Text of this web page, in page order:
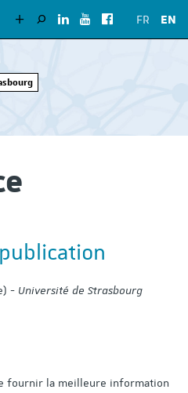
FR EN
- Université de Strasbourg
fournir la meilleure information